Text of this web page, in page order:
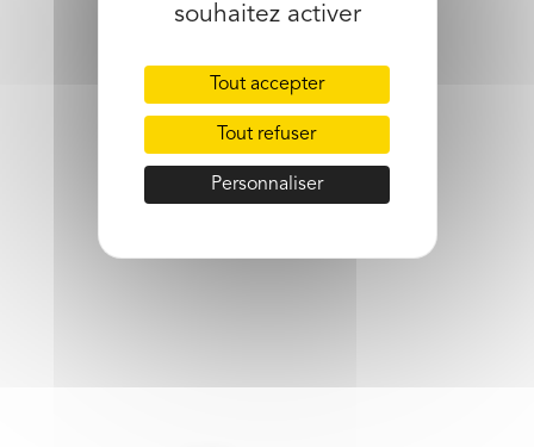
souhaitez activer
Tout accepter
Tout refuser
Personnaliser